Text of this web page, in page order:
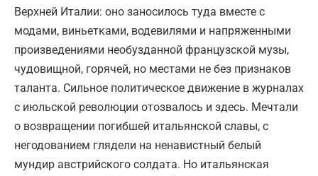
Верхней Италии: оно заносилось туда вместе с
модами, виньетками, водевилями и напряженными
произведениями необузданной французской музы,
чудовищной, горячей, но местами не без признаков
таланта. Сильное политическое движение в журналах
с июльской революции отозвалось и здесь. Мечтали
о возвращении погибшей итальянской славы, с
негодованием глядели на ненавистный белый
мундир австрийского солдата. Но итальянская